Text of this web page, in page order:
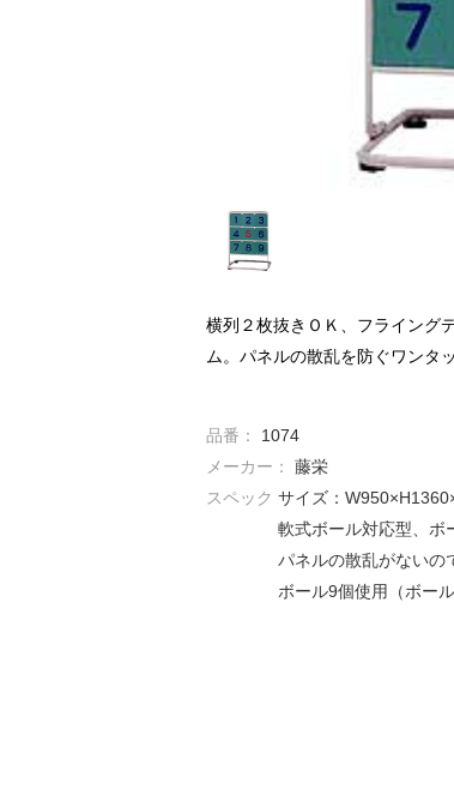
横列２枚抜きＯＫ、フライング
ム。パネルの散乱を防ぐワンタ
品番：
1074
メーカー：
藤栄
スペック サイズ：
軟式ボール対応型、ボ
パネルの散乱がないの
ボール9個使用（ボー